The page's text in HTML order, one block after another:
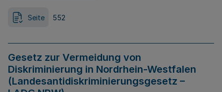
Seite 552
Gesetz zur Vermeidung von
Diskriminierung in Nordrhein-Westfalen
(Landesantidiskriminierungsgesetz –